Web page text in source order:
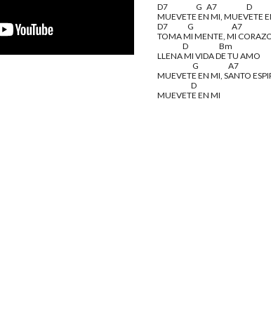
D7                    G   A7                     D
MUEVETE EN MI, MUEVETE
D7              G                           A7
TOMA MI MENTE, MI
                  D                      Bm
LLENA MI VIDA DE TU AMO
G
MUEVETE EN MI, SANTO
                        D
MUEVETE EN MI